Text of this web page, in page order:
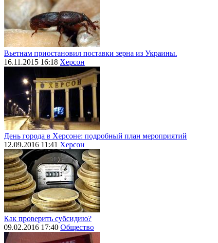
Вьетнам приостановил поставки зерна из Украины.
16.11.2015 16:18 Херсон
День города в Херсоне: подробный план мероприятий
12.09.2016 11:41 Херсон
Как проверить субсидию?
09.02.2016 17:40 Общество